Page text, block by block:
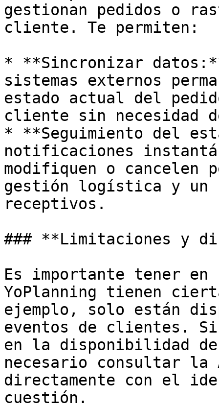
gestionan pedidos o
cliente. Te permiten:
* **Sincronizar
sistemas externos
estado actual del
cliente sin necesidad
* **Seguimiento del
notificaciones
modifiquen o cancelen
gestión logística y
receptivos.
### **Limitaciones y
Es importante tener en
YoPlanning tienen
ejemplo, solo están
eventos de clientes. Si
en la disponibilidad
necesario consultar la
directamente con el
cuestión.